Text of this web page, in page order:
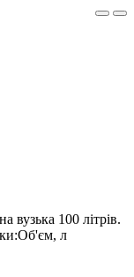
вузька 100 літрів.
л